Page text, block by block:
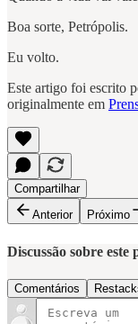
Boa sorte, Petrópolis.
Eu volto.
Este artigo foi escrito
originalmente em
Compartilhar
Anterior
Próximo
Discussão sobre este
Comentários